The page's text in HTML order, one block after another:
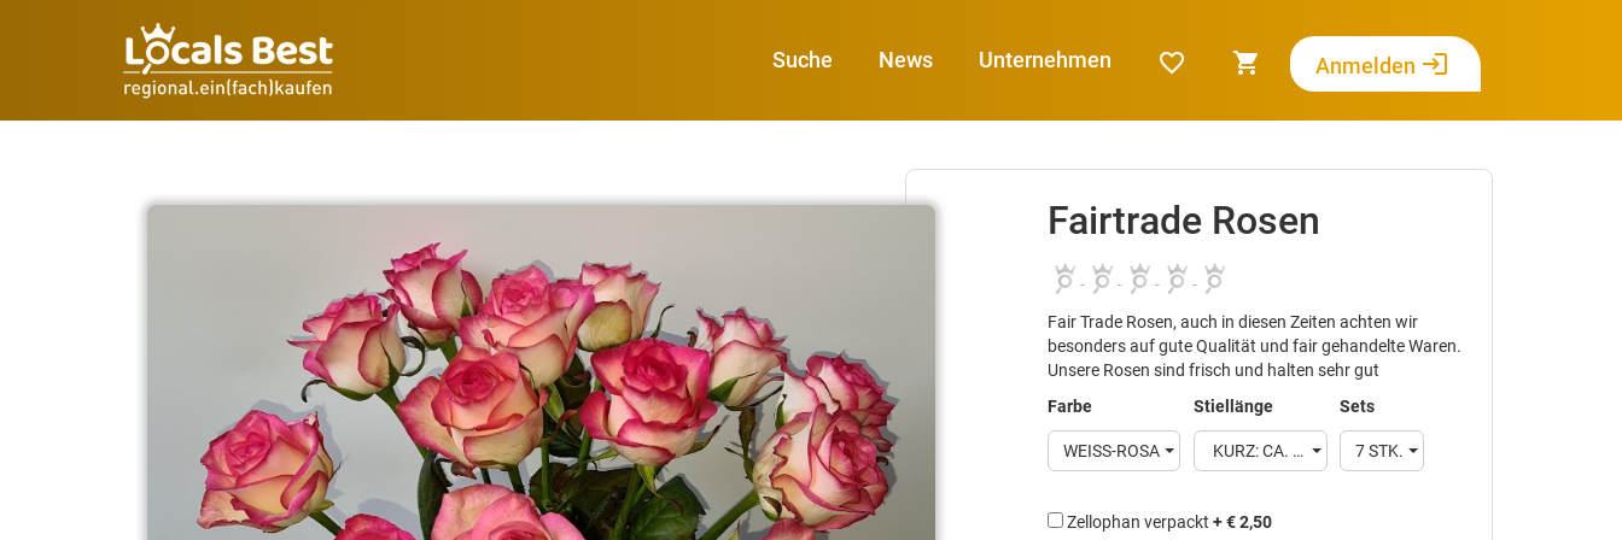
Suche News Unternehmen favorite_border shopping_cart Anmelden login
Fairtrade Rosen
Fair Trade Rosen, auch in diesen Zeiten achten wir
besonders auf gute Qualität und fair gehandelte Waren.
Unsere Rosen sind frisch und halten sehr gut
Farbe
WEISS-ROSA
Stiellänge
KURZ: CA. 25- 35 CM
Sets
7 STK.
Zellophan verpackt + € 2,50